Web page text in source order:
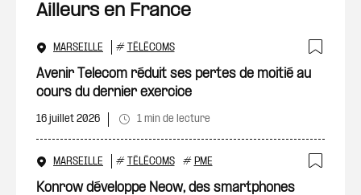
Ailleurs en France
MARSEILLE # TÉLÉCOMS
Avenir Telecom réduit ses pertes de moitié au
cours du dernier exercice
16 juillet 2026 1 min de lecture
MARSEILLE # TÉLÉCOMS # PME
Konrow développe Neow, des smartphones